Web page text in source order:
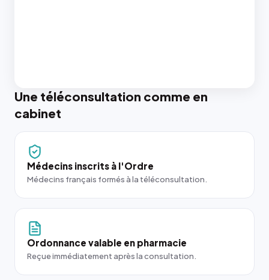
Une téléconsultation comme en
cabinet
Médecins inscrits à l'Ordre
Médecins français formés à la téléconsultation.
Ordonnance valable en pharmacie
Reçue immédiatement après la consultation.